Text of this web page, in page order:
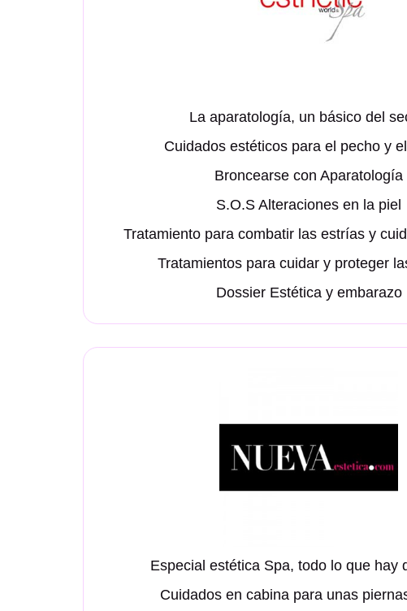
La aparatología, un básico del
Cuidados estéticos para el pecho y
Broncearse con Aparatología
S.O.S Alteraciones en la piel
Tratamiento para combatir las estrías y
Tratamientos para cuidar y proteger
Dossier Estética y embarazo
Especial estética Spa, todo lo que hay
Cuidados en cabina para unas